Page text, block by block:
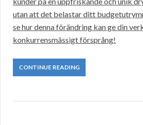
utan att det belastar ditt
se hur denna förändring kan ge din
konkurrensmässigt försprång!
CONTINUE READING